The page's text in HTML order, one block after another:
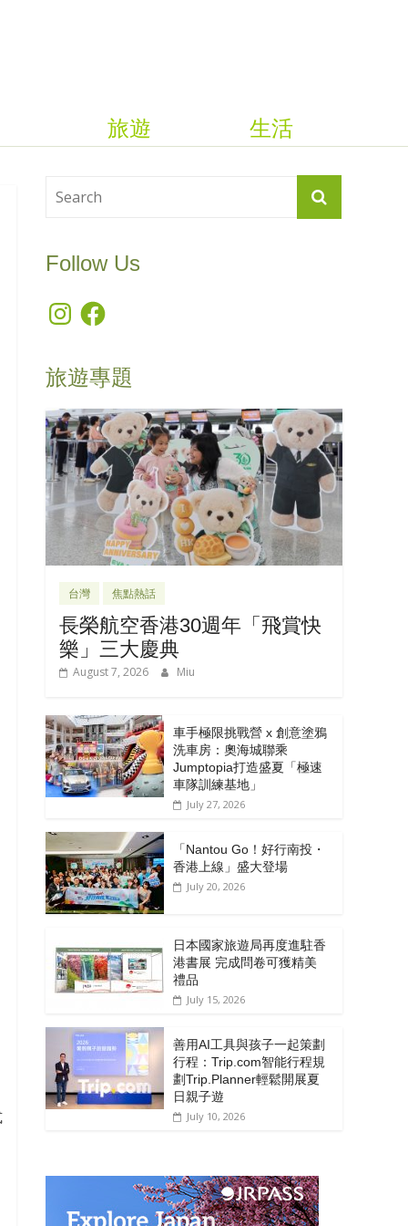
生活
旅遊
Follow Us
InstagramFacebook
旅遊專題
台灣 焦點熱話
長榮航空香港30週年「飛賞快
樂」三大慶典
August 7, 2026 Miu
車手極限挑戰營 x 創意塗鴉
洗車房：奧海城聯乘
Jumptopia打造盛夏「極速
車隊訓練基地」
July 27, 2026
「Nantou Go！好行南投・
香港上線」盛大登場
July 20, 2026
日本國家旅遊局再度進駐香
港書展 完成問卷可獲精美
禮品
July 15, 2026
善用AI工具與孩子一起策劃
行程：Trip.com智能行程規
劃Trip.Planner輕鬆開展夏
日親子遊
July 10, 2026